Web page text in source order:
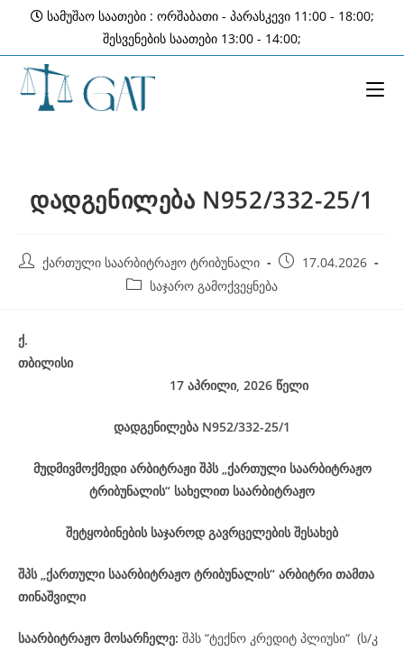
content
სამუშაო საათები : ორშაბათი - პარასკევი 11:00 - 18:00;
შესვენების საათები 13:00 - 14:00;
დადგენილება N952/332-25/1
Post ქართული საარბიტრაჟო ტრიბუნალი
Post 17.04.2026
Post საჯარო გამოქვეყნება
ქ.
თბილისი
17 აპრილი, 2026 წელი
დადგენილება N952/332-25/1
მუდმივმოქმედი არბიტრაჟი შპს „ქართული საარბიტრაჟო
ტრიბუნალის“ სახელით საარბიტრაჟო
შეტყობინების საჯაროდ გავრცელების შესახებ
შპს „ქართული საარბიტრაჟო ტრიბუნალის“ არბიტრი თამთა
თინაშვილი
საარბიტრაჟო მოსარჩელე: შპს “ტექნო კრედიტ პლიუსი“ (ს/კ